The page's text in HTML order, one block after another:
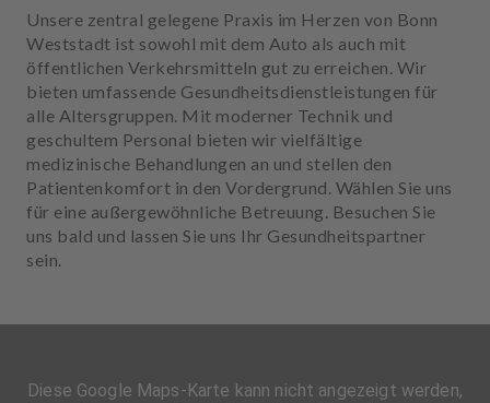
Unsere zentral gelegene Praxis im Herzen von Bonn
Weststadt ist sowohl mit dem Auto als auch mit
öffentlichen Verkehrsmitteln gut zu erreichen. Wir
bieten umfassende Gesundheitsdienstleistungen für
alle Altersgruppen. Mit moderner Technik und
geschultem Personal bieten wir vielfältige
medizinische Behandlungen an und stellen den
Patientenkomfort in den Vordergrund. Wählen Sie uns
für eine außergewöhnliche Betreuung. Besuchen Sie
uns bald und lassen Sie uns Ihr Gesundheitspartner
sein.
Diese Google Maps-Karte kann nicht angezeigt werden,